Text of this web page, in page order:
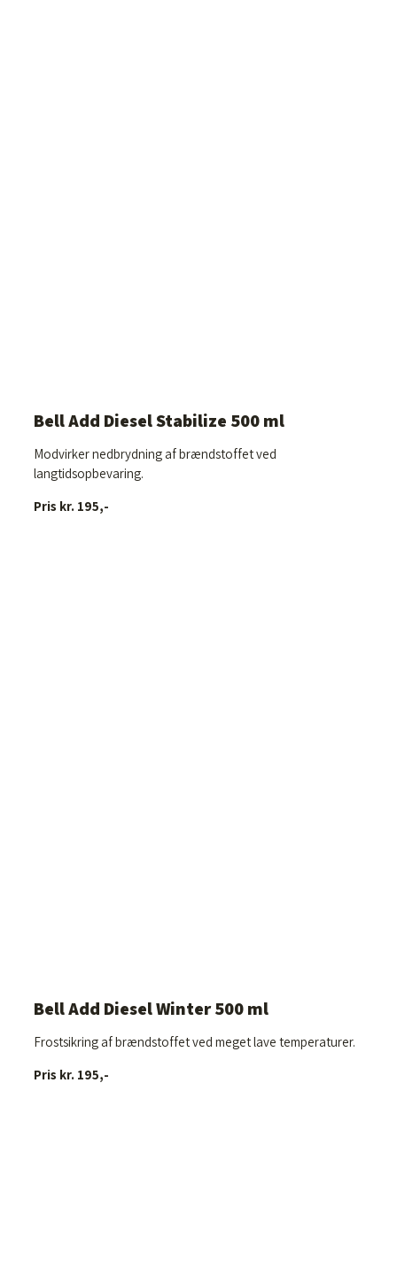
Bell Add Diesel Stabilize 500 ml
Modvirker nedbrydning af brændstoffet ved
langtidsopbevaring.
Pris kr. 195,-
Bell Add Diesel Winter 500 ml
Frostsikring af brændstoffet ved meget lave temperaturer.
Pris kr. 195,-